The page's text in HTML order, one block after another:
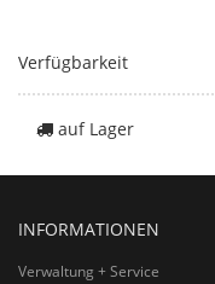
Verfügbarkeit
auf Lager
INFORMATIONEN
Verwaltung + Service